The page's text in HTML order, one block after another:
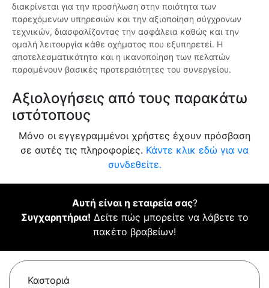
διακρίνεται για την προσήλωση στην ποιότητα των
παρεχόμενων υπηρεσιών και την αξιοποίηση σύγχρονων
τεχνικών, διασφαλίζοντας την ασφάλεια καθώς και την
ομαλή λειτουργία κάθε οχήματος που εξυπηρετεί. Η
αποτελεσματικότητα και η ικανοποίηση των πελατών
παραμένουν βασικές προτεραιότητες του συνεργείου.
Αξιολογήσεις από τους παρακάτω
ιστότοπους
Μόνο οι εγγεγραμμένοι χρήστες έχουν πρόσβαση
σε αυτές τις πληροφορίες. Κάντε κλικ εδώ για να
συνδεθείτε.
Αυτή είναι η εταιρεία σας?
Συγχαρητήρια! Δείτε πώς μπορείτε να λάβετε το
πακέτο βραβείων!
Καστοριά